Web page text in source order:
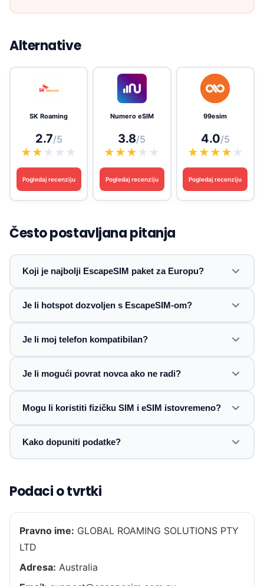
Alternative
SK Roaming
2.7/5
★★ ★ ★ ★
Pogledaj recenziju
Numero eSIM
3.8/5
★★★ ★ ★
Pogledaj recenziju
99esim
4.0/5
★★★★ ★
Pogledaj recenziju
Često postavljana pitanja
Koji je najbolji EscapeSIM paket za Europu?
Je li hotspot dozvoljen s EscapeSIM-om?
Je li moj telefon kompatibilan?
Je li mogući povrat novca ako ne radi?
Mogu li koristiti fizičku SIM i eSIM istovremeno?
Kako dopuniti podatke?
Podaci o tvrtki
Pravno ime: GLOBAL ROAMING SOLUTIONS PTY
LTD
Adresa: Australia